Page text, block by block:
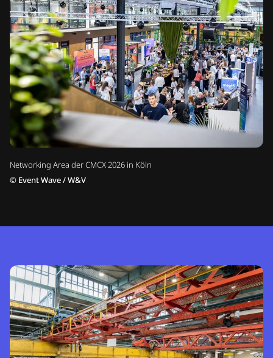
Networking Area der CMCX 2026 in Köln
© Event Wave / W&V